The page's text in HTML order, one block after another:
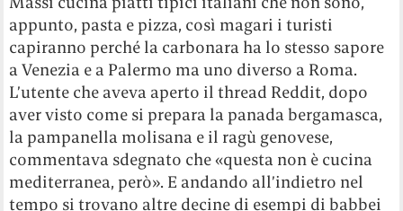
appunto, pasta e pizza, così magari i turisti
capiranno perché la carbonara ha lo stesso sapore
a Venezia e a Palermo ma uno diverso a Roma.
L’utente che aveva aperto il thread Reddit, dopo
aver visto come si prepara la panada bergamasca,
la pampanella molisana e il ragù genovese,
commentava sdegnato che «questa non è cucina
mediterranea, però». E andando all’indietro nel
tempo si trovano altre decine di esempi di babbei